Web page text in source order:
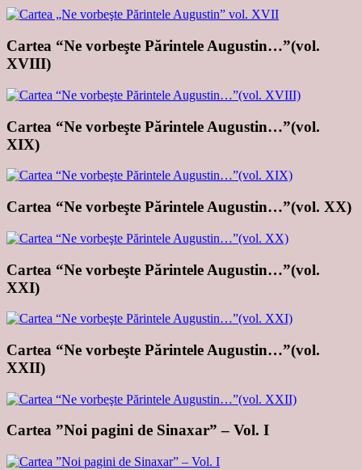
Cartea “Ne vorbeşte Părintele Augustin…”(vol.
XVIII)
Cartea “Ne vorbeşte Părintele Augustin…”(vol.
XIX)
Cartea “Ne vorbeşte Părintele Augustin…”(vol. XX)
Cartea “Ne vorbeşte Părintele Augustin…”(vol.
XXI)
Cartea “Ne vorbeşte Părintele Augustin…”(vol.
XXII)
Cartea ”Noi pagini de Sinaxar” – Vol. I